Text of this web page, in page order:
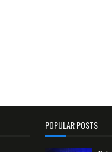
POPULAR POSTS